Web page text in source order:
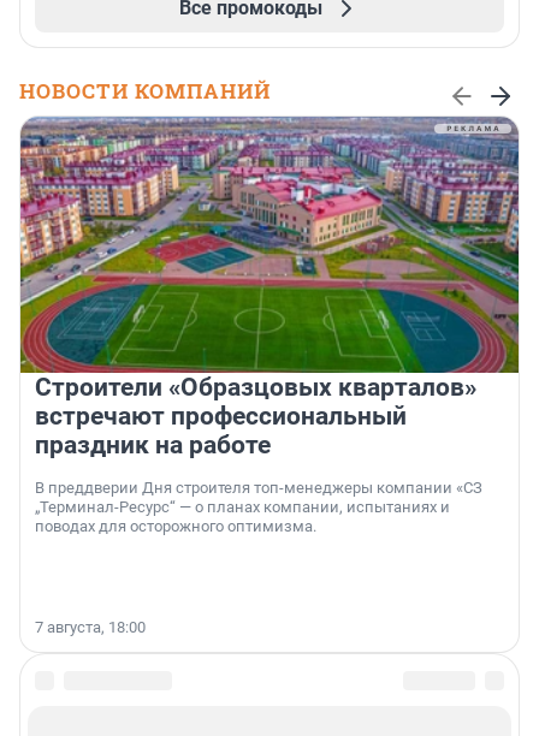
Все промокоды
НОВОСТИ КОМПАНИЙ
Строители «Образцовых кварталов»
встречают профессиональный
праздник на работе
В преддверии Дня строителя топ-менеджеры компании «СЗ
„Терминал-Ресурс“ — о планах компании, испытаниях и
поводах для осторожного оптимизма.
7 августа, 18:00